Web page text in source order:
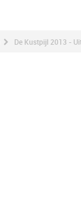
De Kustpijl 2013 -